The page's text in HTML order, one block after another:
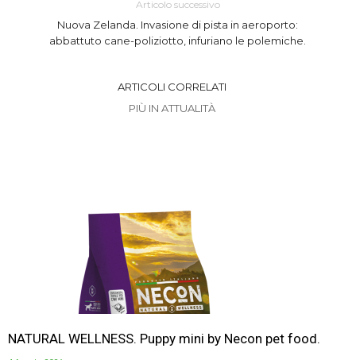
Articolo successivo
Nuova Zelanda. Invasione di pista in aeroporto:
abbattuto cane-poliziotto, infuriano le polemiche.
ARTICOLI CORRELATI
PIÙ IN ATTUALITÀ
NATURAL WELLNESS. Puppy mini by Necon pet food.